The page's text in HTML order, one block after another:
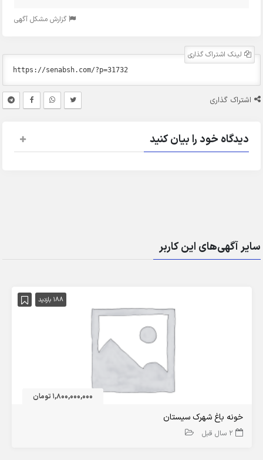
گزارش مشکل آگهی
لینک اشتراک گذاری
اشتراک گذاری
دیدگاه خود را بیان کنید
سایر آگهی‌های این کاربر
188 بازدید
1,800,000,000 تومان
خونه باغ شهرک سیستان
2 سال قبل